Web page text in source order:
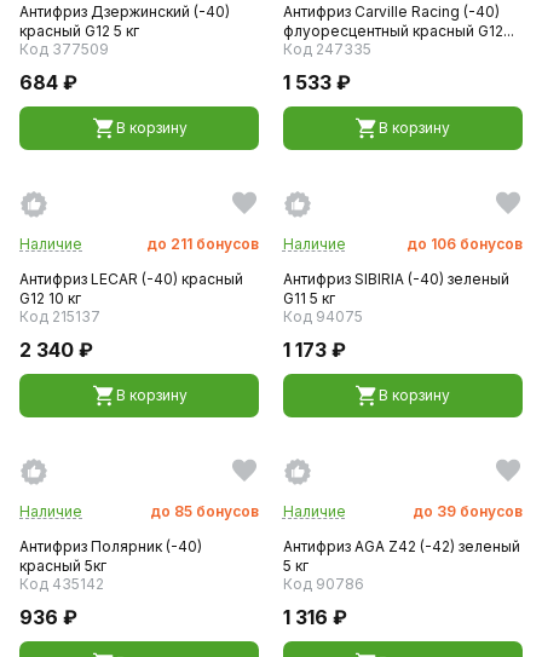
Антифриз Дзержинский (-40)
красный G12 5 кг
Код 377509
684 ₽
В корзину
Антифриз Carville Racing (-40)
флуоресцентный красный G12...
Код 247335
1 533 ₽
В корзину
Наличие до 211 бонусов
Антифриз LECAR (-40) красный
G12 10 кг
Код 215137
2 340 ₽
В корзину
Наличие до 106 бонусов
Антифриз SIBIRIA (-40) зеленый
G11 5 кг
Код 94075
1 173 ₽
В корзину
Наличие до 85 бонусов
Антифриз Полярник (-40)
красный 5кг
Код 435142
936 ₽
Наличие до 39 бонусов
Антифриз AGA Z42 (-42) зеленый
5 кг
Код 90786
1 316 ₽